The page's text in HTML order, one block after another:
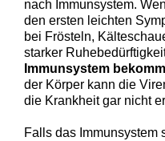
nach Immunsystem.
den ersten leichten
bei Frösteln,
starker
Immunsystem
der Körper kann die
die Krankheit gar nicht
Falls das Immunsystem